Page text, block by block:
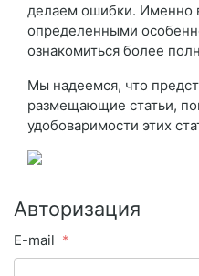
делаем ошибки. Именно
определенными
ознакомиться более
Мы надеемся, что
размещающие статьи,
удобоваримости этих
Авторизация
E-mail